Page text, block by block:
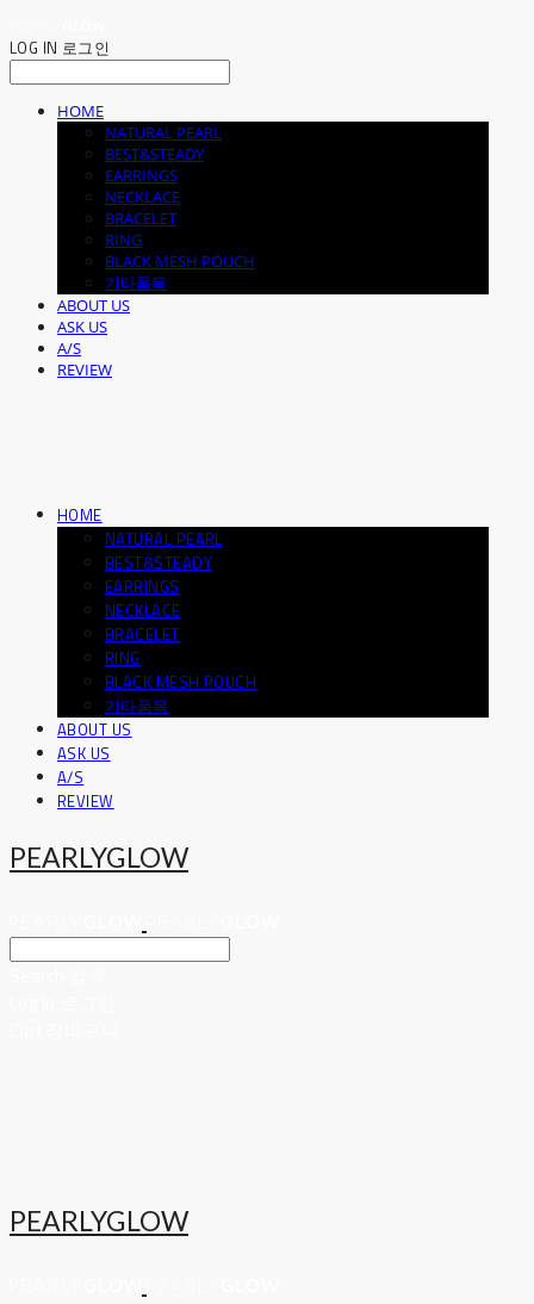
LOG IN 로그인
HOME
NATURAL PEARL
BEST&STEADY
EARRINGS
NECKLACE
BRACELET
RING
BLACK MESH POUCH
기타품목
ABOUT US
ASK US
A/S
REVIEW
HOME
NATURAL PEARL
BEST&STEADY
EARRINGS
NECKLACE
BRACELET
RING
BLACK MESH POUCH
기타품목
ABOUT US
ASK US
A/S
REVIEW
PEARLYGLOW
PEARLYGLOW